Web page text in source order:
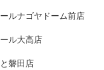
ルナゴヤドーム前店
ル大高店
磐田店